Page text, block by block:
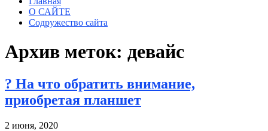
О САЙТЕ
Содружество сайта
Архив меток: девайс
? На что обратить внимание,
приобретая планшет
2 июня, 2020